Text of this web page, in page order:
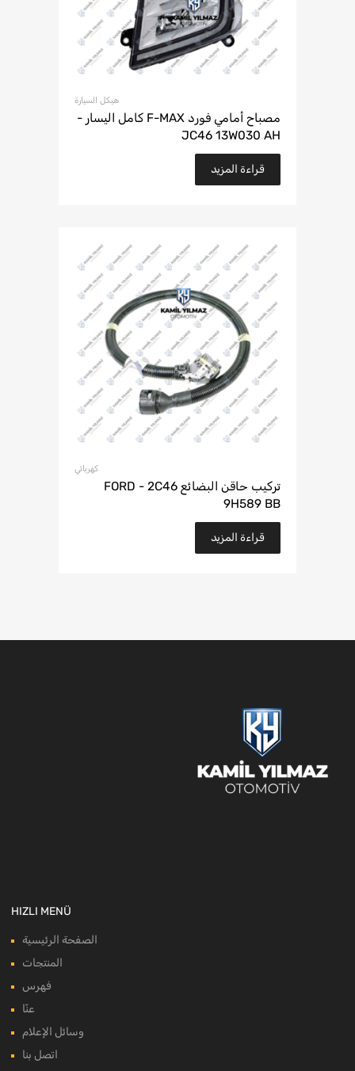
هيكل السيارة
مصباح أمامي فورد F-MAX كامل اليسار -
JC46 13W030 AH
قراءة المزيد
كهربائي
تركيب حاقن البضائع FORD - 2C46
9H589 BB
قراءة المزيد
HIZLI MENÜ
الصفحة الرئيسية
المنتجات
فهرس
عنّا
وسائل الإعلام
اتصل بنا